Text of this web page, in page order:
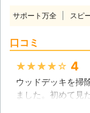
サポート万全 スピ
口コミ
★★★★★ 4
ウッドデッキを掃
ました。初めて見
が自分で触るこ